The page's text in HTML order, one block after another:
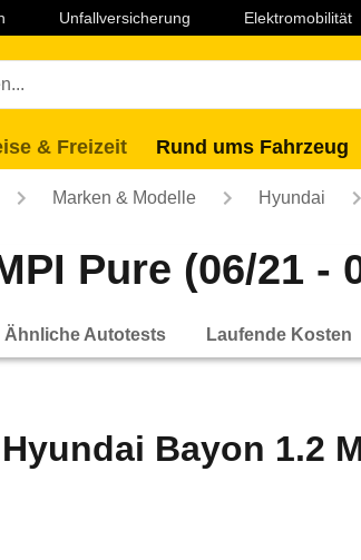
Unfallversicherung Elektromobilität
& Freizeit Rund ums Fahrzeug
Marken & Modelle Hyundai
Pure (06/21 -
Ähnliche Autotests Laufende Kosten
Hyundai Bayon 1.2